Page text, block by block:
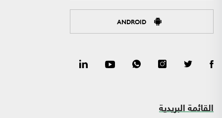
ANDROID
القائمة البريدية